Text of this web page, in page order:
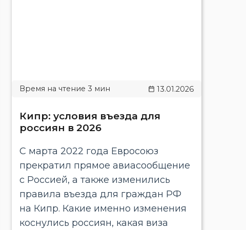
13.01.2026
Кипр: условия въезда для
россиян в 2026
С марта 2022 года Евросоюз
прекратил прямое авиасообщение
с Россией, а также изменились
правила въезда для граждан РФ
на Кипр. Какие именно изменения
коснулись россиян, какая виза